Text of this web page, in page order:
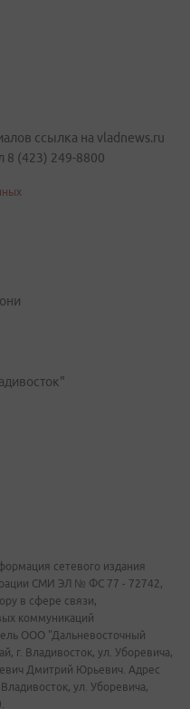
ссылка на vladnews.ru
8 (423) 249-8800
сетевого издания
СМИ ЭЛ № ФС 77 - 72742,
в сфере связи,
коммуникаций
ООО "Дальневосточный
г. Владивосток, ул. Уборевича,
Дмитрий Юрьевич. Адрес
ул. Уборевича,